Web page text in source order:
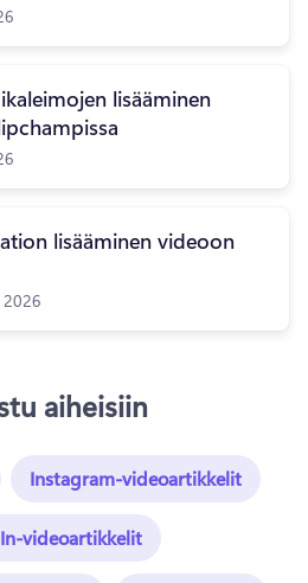
lisääminen
lisääminen videoon
aiheisiin
Instagram-videoartikkelit
videoartikkelit